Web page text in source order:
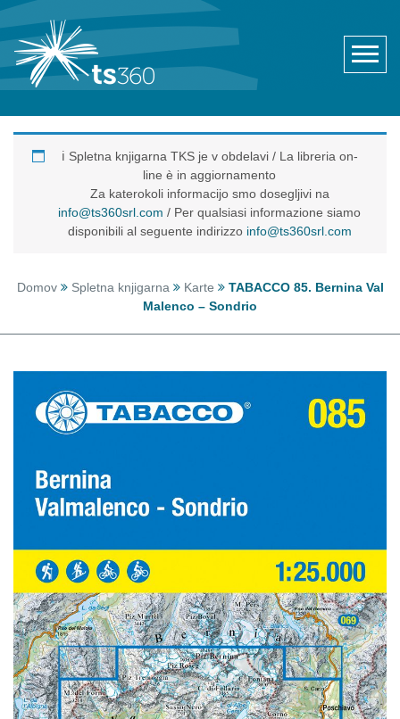
ℹ️ Spletna knjigarna TKS je v obdelavi / La libreria on-
line è in aggiornamento
Za katerokoli informacijo smo dosegljivi na
info@ts360srl.com / Per qualsiasi informazione siamo
disponibili al seguente indirizzo info@ts360srl.com
Domov Spletna knjigarna Karte
TABACCO 85. Bernina Val
Malenco – Sondrio